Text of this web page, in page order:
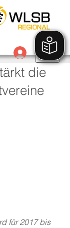
Anmelden
die
für 2017 bis